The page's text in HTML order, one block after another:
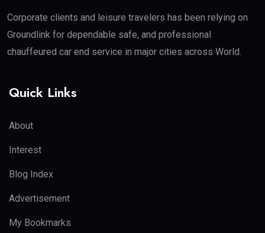
Corporate clients and leisure travelers has been relying on
Groundlink for dependable safe, and professional
chauffeured car end service in major cities across World.
Quick Links
About
Interest
Blog Index
Advertisement
My Bookmarks